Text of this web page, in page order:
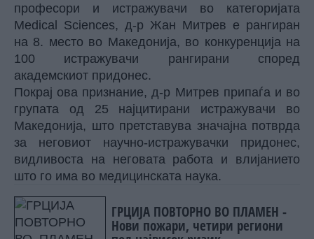
професори и истражувачи во категоријата
Medical Sciences, д-р Жан Митрев е рангиран
на 8. место во Македонија, во конкуренција на
100 истражувачи рангирани според
академскиот придонес.
Покрај ова признание, д-р Митрев припаѓа и во
групата од 25 најцитирани истражувачи во
Македонија, што претставува значајна потврда
за неговиот научно-истражувачки придонес,
видливоста на неговата работа и влијанието
што го има во медицинската наука.
ГРЦИЈА ПОВТОРНО ВО ПЛАМЕН -
Нови пожари, четири региони